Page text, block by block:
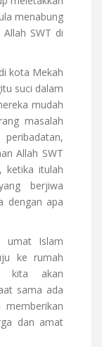
menabung
SWT di
kota Mekah
suci dalam
mudah
masalah
Allah SWT
ketika itulah
berjiwa
dengan apa
umat Islam
ke rumah
kita akan
sama ada
dan amat